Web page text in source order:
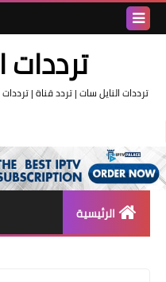
ترددات
الرئيسية